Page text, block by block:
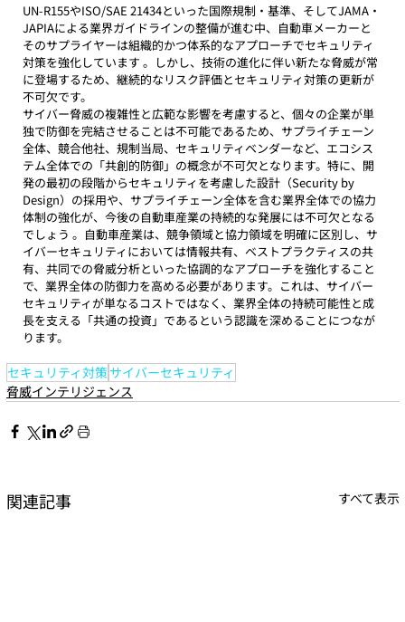
UN-R155やISO/SAE 21434といった国際規制・基準、そしてJAMA・
JAPIAによる業界ガイドラインの整備が進む中、自動車メーカーと
そのサプライヤーは組織的かつ体系的なアプローチでセキュリティ
対策を強化しています 。しかし、技術の進化に伴い新たな脅威が常
に登場するため、継続的なリスク評価とセキュリティ対策の更新が
不可欠です。
サイバー脅威の複雑性と広範な影響を考慮すると、個々の企業が単
独で防御を完結させることは不可能であるため、サプライチェーン
全体、競合他社、規制当局、セキュリティベンダーなど、エコシス
テム全体での「共創的防御」の概念が不可欠となります。特に、開
発の最初の段階からセキュリティを考慮した設計（Security by
Design）の採用や、サプライチェーン全体を含む業界全体での協力
体制の強化が、今後の自動車産業の持続的な発展には不可欠となる
でしょう 。自動車産業は、競争領域と協力領域を明確に区別し、サ
イバーセキュリティにおいては情報共有、ベストプラクティスの共
有、共同での脅威分析といった協調的なアプローチを強化すること
で、業界全体の防御力を高める必要があります。これは、サイバー
セキュリティが単なるコストではなく、業界全体の持続可能性と成
長を支える「共通の投資」であるという認識を深めることにつなが
ります。
セキュリティ対策 サイバーセキュリティ
脅威インテリジェンス
関連記事 すべて表示